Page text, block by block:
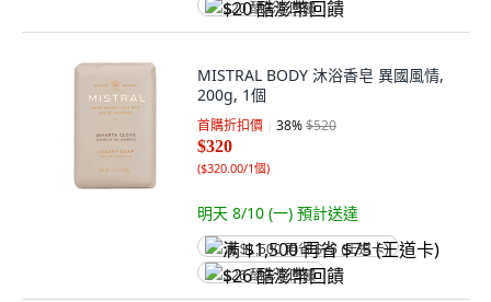
$20 酷澎幣回饋
MISTRAL BODY 沐浴香皂 異國風情,
200g, 1個
首購折扣價 38%$520
$320
($320.00/1個)
明天 8/10 (一) 預計送達
满 $1,500 再省 $75 (王道卡)
$26 酷澎幣回饋